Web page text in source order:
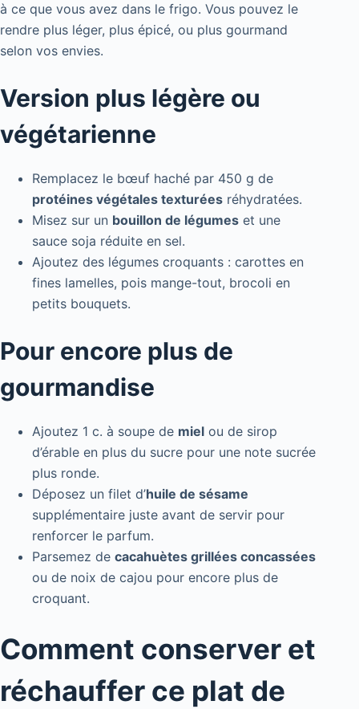
à ce que vous avez dans le frigo. Vous pouvez le
rendre plus léger, plus épicé, ou plus gourmand
selon vos envies.
Version plus légère ou
végétarienne
Remplacez le bœuf haché par 450 g de
protéines végétales texturées réhydratées.
Misez sur un bouillon de légumes et une
sauce soja réduite en sel.
Ajoutez des légumes croquants : carottes en
fines lamelles, pois mange-tout, brocoli en
petits bouquets.
Pour encore plus de
gourmandise
Ajoutez 1 c. à soupe de miel ou de sirop
d’érable en plus du sucre pour une note sucrée
plus ronde.
Déposez un filet d’huile de sésame
supplémentaire juste avant de servir pour
renforcer le parfum.
Parsemez de cacahuètes grillées concassées
ou de noix de cajou pour encore plus de
croquant.
Comment conserver et
réchauffer ce plat de